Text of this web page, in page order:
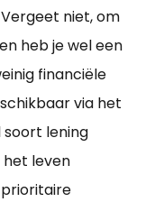
niet, om
heb je wel een
financiële
via het
soort lening
het leven